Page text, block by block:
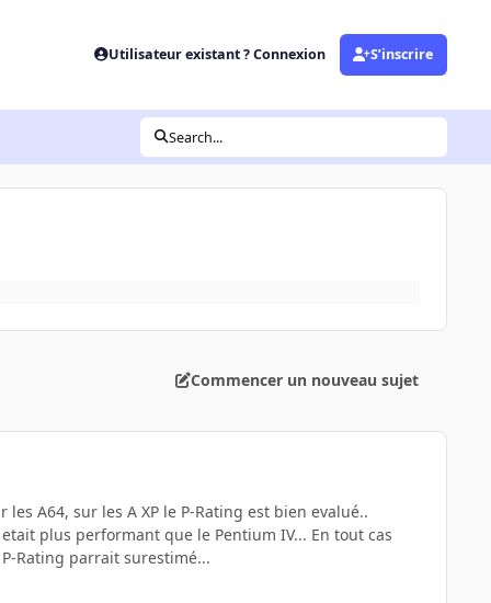
Utilisateur existant ? Connexion S’inscrire
Search...
Commencer un nouveau sujet
A64, sur les A XP le P-Rating est bien evalué..
plus performant que le Pentium IV... En tout cas
Rating parrait surestimé...